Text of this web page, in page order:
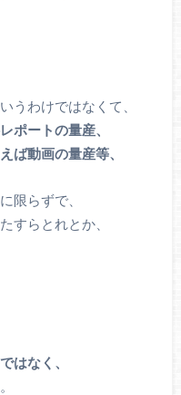
うわけではなくて、
ポートの量産、
ば動画の量産等、
限らずで、
すらとれとか、
はなく、